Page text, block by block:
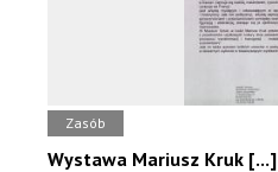
Zasób
Wystawa Mariusz Kruk [...]